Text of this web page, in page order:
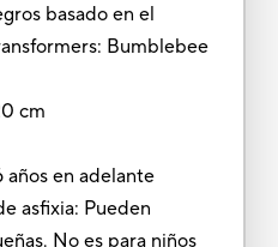
basado en el
Bumblebee
cm
años en adelante
asfixia: Pueden
No es para niños